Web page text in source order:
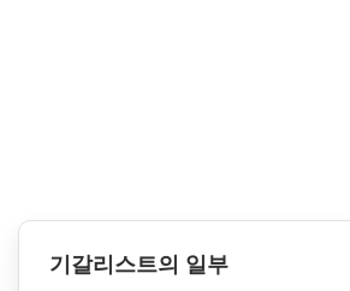
기갈리스트의 일부